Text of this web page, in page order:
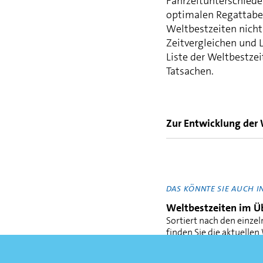
optimalen
Weltbestzeiten nicht
Zeitvergleichen und
Liste der
Tatsachen.
Zur Entwicklung der
Verbesserungen
Mittelwert-Kurven
tendenziell die
die besonders bei
DAS KÖNNTE SIE AUCH
Weltbestzeiten im
Sortiert nach den
finden Sie die